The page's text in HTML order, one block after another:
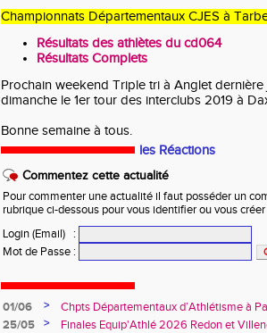
Championnats Départementaux CJES à
Résultats des athlètes du cd064
Résultats Complets
Prochain weekend Triple tri à Anglet
dimanche le 1er tour des interclubs 2019 à
Bonne semaine à tous.
les Réactions
Commentez cette actualité
Pour commenter une actualité il faut posséder un
rubrique ci-dessous pour vous identifier ou vous
Login (Email)
:
Mot de Passe :
01/06 >
Chpts Départementaux d’Athlétisme à
Toulouse
25/05 >
Finales Equip'Athlé 2026 Redon et